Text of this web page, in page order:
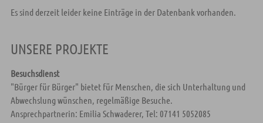
Es sind derzeit leider keine Einträge in der Datenbank vorhanden.
UNSERE PROJEKTE
Besuchsdienst
"Bürger für Bürger" bietet für Menschen, die sich Unterhaltung und
Abwechslung wünschen, regelmäßige Besuche.
Ansprechpartnerin: Emilia Schwaderer, Tel: 07141 5052085